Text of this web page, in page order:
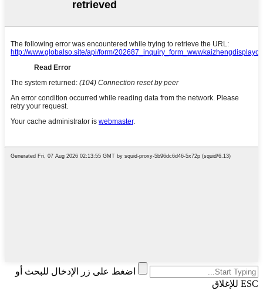
اضغط على زر الإدخال للبحث أو
ESC للإغلاق